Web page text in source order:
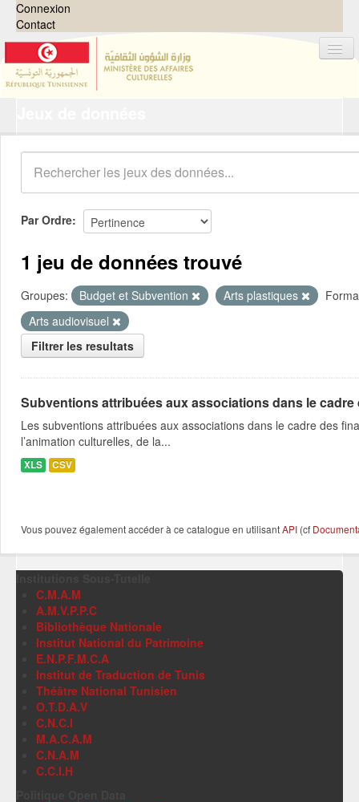
Connexion
Contact
Organisations
Groupes
Demandes 0
À propos
Par Ordre
1 jeu de données trouvé
Groupes: Budget et Subvention Arts plastiques
Arts audiovisuel
Filtrer les resultats
Subventions attribuées aux associations dans le
Les subventions attribuées aux associations dans le cadre des
l’animation culturelles, de la...
XLS CSV
Vous pouvez également accéder à ce catalogue en utilisantAPI (cf
C.M.A.M
A.M.V.P.P.C
Bibliothèque Nationale
Institut National du Patrimoine
E.N.P.F.M.C.A
Institut de Traduction de Tunis
Théâtre National Tunisien
O.T.D.A.V
C.N.C.I
M.A.C.A.M
C.N.A.M
C.C.I.H